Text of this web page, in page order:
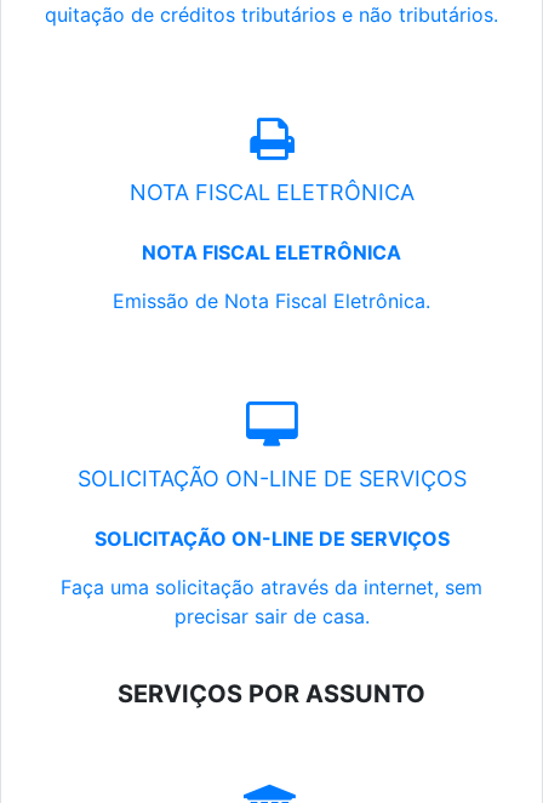
quitação de créditos tributários e não tributários.
NOTA FISCAL ELETRÔNICA
NOTA FISCAL ELETRÔNICA
Emissão de Nota Fiscal Eletrônica.
SOLICITAÇÃO ON-LINE DE SERVIÇOS
SOLICITAÇÃO ON-LINE DE SERVIÇOS
Faça uma solicitação através da internet, sem
precisar sair de casa.
SERVIÇOS POR ASSUNTO